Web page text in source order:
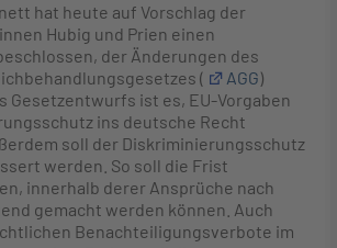
hat heute auf Vorschlag der
Hubig und Prien einen
der Änderungen des
(
AGG)
Gesetzentwurfs ist es, EU-Vorgaben
ins deutsche Recht
soll der Diskriminierungsschutz
werden. So soll die Frist
innerhalb derer Ansprüche nach
gemacht werden können. Auch
Benachteiligungsverbote im